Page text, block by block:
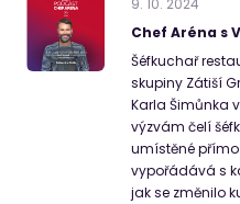
9. 10. 2024
Chef Aréna s
Šéfkuchař
skupiny Zátiší
Karla Šimůnka
výzvám čelí
umístěné
vypořádává s
jak se změnilo